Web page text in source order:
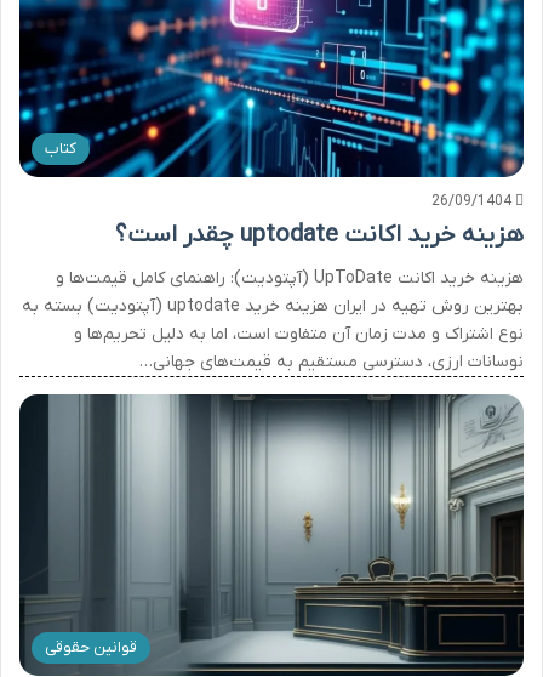
کتاب
26/09/1404
هزینه خرید اکانت uptodate چقدر است؟
هزینه خرید اکانت UpToDate (آپتودیت): راهنمای کامل قیمت‌ها و
بهترین روش تهیه در ایران هزینه خرید uptodate (آپتودیت) بسته به
نوع اشتراک و مدت زمان آن متفاوت است، اما به دلیل تحریم‌ها و
نوسانات ارزی، دسترسی مستقیم به قیمت‌های جهانی…
قوانین حقوقی